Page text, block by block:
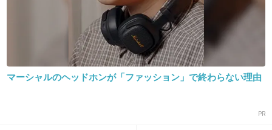
秋くらいまでジョンウー監督の映画撮影あるっ
て記事みたような？
真剣に映画撮影やってるのかな？
+184 -5
マーシャルのヘッドホンが「ファッション」で終わらない理由
PR